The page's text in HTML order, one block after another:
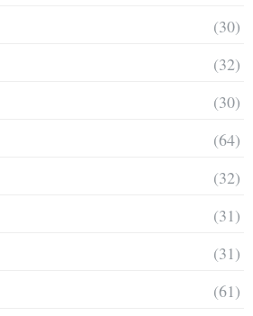
(30)
(32)
(30)
(64)
(32)
(31)
(31)
(61)